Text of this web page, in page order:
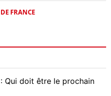
FRANCE
Qui doit être le prochain